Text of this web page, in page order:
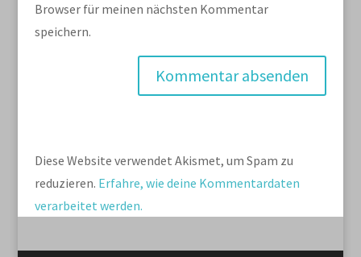
Browser für meinen nächsten Kommentar
speichern.
Diese Website verwendet Akismet, um Spam zu
reduzieren. Erfahre, wie deine Kommentardaten
verarbeitet werden.